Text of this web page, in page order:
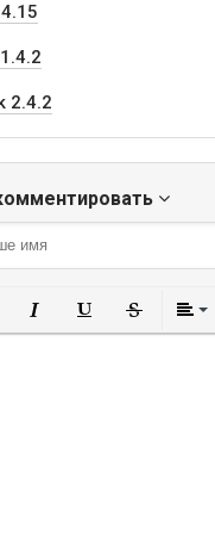
2.4.2
Полужирный
Курсив